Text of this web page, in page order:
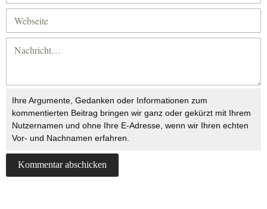
Ihre Argumente, Gedanken oder Informationen zum
kommentierten Beitrag bringen wir ganz oder gekürzt mit Ihrem
Nutzernamen und ohne Ihre E-Adresse, wenn wir Ihren echten
Vor- und Nachnamen erfahren.